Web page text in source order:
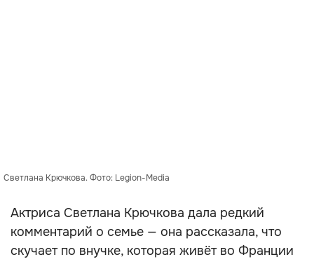
Светлана Крючкова. Фото: Legion-Media
Актриса Светлана Крючкова дала редкий
комментарий о семье — она рассказала, что
скучает по внучке, которая живёт во Франции